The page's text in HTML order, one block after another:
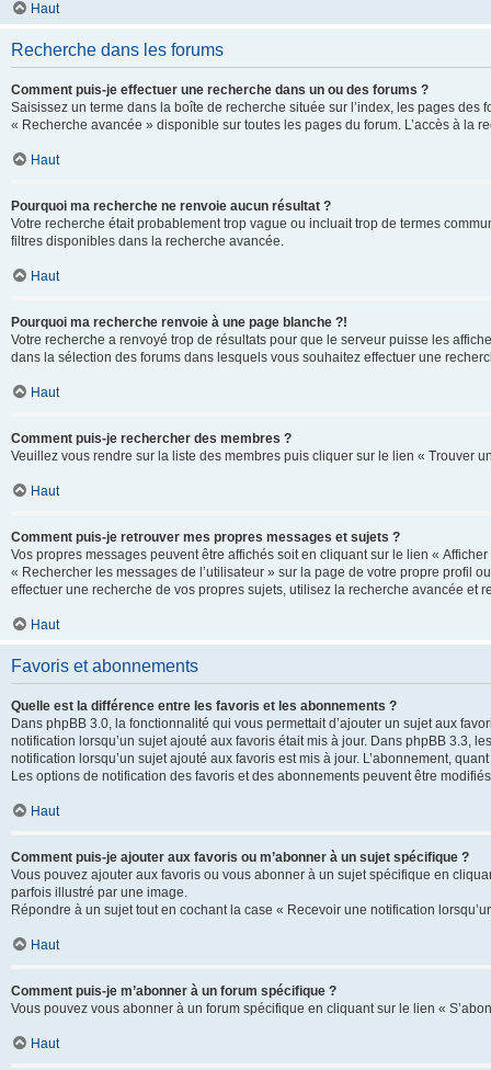
Haut
Recherche dans les forums
Comment puis-je effectuer une recherche dans un ou des forums ?
Saisissez un terme dans la boîte de recherche située sur l’index, les pages
« Recherche avancée » disponible sur toutes les pages du forum. L’accès à la
Haut
Pourquoi ma recherche ne renvoie aucun résultat ?
Votre recherche était probablement trop vague ou incluait trop de termes
filtres disponibles dans la recherche avancée.
Haut
Pourquoi ma recherche renvoie à une page blanche ?!
Votre recherche a renvoyé trop de résultats pour que le serveur puisse les
dans la sélection des forums dans lesquels vous souhaitez effectuer une
Haut
Comment puis-je rechercher des membres ?
Veuillez vous rendre sur la liste des membres puis cliquer sur le lien « Trouver
Haut
Comment puis-je retrouver mes propres messages et sujets ?
Vos propres messages peuvent être affichés soit en cliquant sur le lien «
« Rechercher les messages de l’utilisateur » sur la page de votre propre profil
effectuer une recherche de vos propres sujets, utilisez la recherche avancée
Haut
Favoris et abonnements
Quelle est la différence entre les favoris et les abonnements ?
Dans phpBB 3.0, la fonctionnalité qui vous permettait d’ajouter un sujet aux
notification lorsqu’un sujet ajouté aux favoris était mis à jour. Dans phpBB 3.3,
notification lorsqu’un sujet ajouté aux favoris est mis à jour. L’abonnement,
Les options de notification des favoris et des abonnements peuvent être
Haut
Comment puis-je ajouter aux favoris ou m’abonner à un sujet spécifique ?
Vous pouvez ajouter aux favoris ou vous abonner à un sujet spécifique en
parfois illustré par une image.
Répondre à un sujet tout en cochant la case « Recevoir une notification
Haut
Comment puis-je m’abonner à un forum spécifique ?
Vous pouvez vous abonner à un forum spécifique en cliquant sur le lien «
Haut